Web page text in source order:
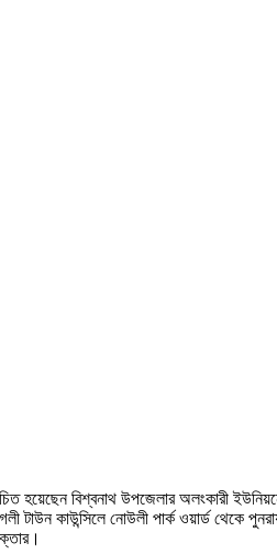
হয়েছেন বিশ্বনাথ উপজেলার অলংকারী
কাউন্সিলে নোউলী পার্ক ওয়ার্ড থেকে